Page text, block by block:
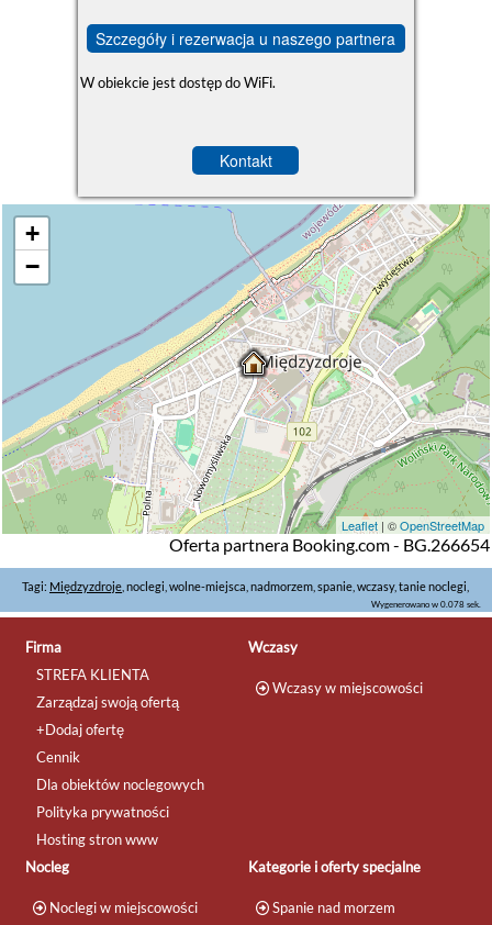
Szczegóły i rezerwacja u naszego partnera
W obiekcie jest dostęp do WiFi.
Kontakt
+
−
Leaflet | ©OpenStreetMap
Oferta partnera Booking.com - BG.266654
Tagi: Międzyzdroje , noclegi, wolne-miejsca, nadmorzem, spanie, wczasy, tanie noclegi,
Wygenerowano w 0.078 sek.
Firma
STREFA KLIENTA
Zarządzaj swoją ofertą
+Dodaj ofertę
Cennik
Dla obiektów noclegowych
Polityka prywatności
Hosting stron www
Wczasy
Wczasy w miejscowości
Nocleg
Noclegi w miejscowości
Kategorie i oferty specjalne
Spanie nad morzem